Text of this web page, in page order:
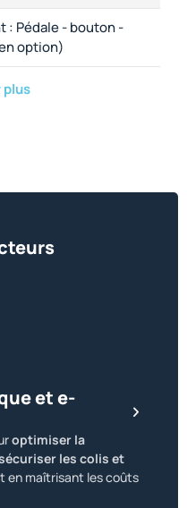
: Pédale - bouton -
option)
plus
et e-
optimiser la
les colis et
en maîtrisant les coûts